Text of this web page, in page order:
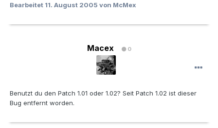
Bearbeitet 11. August 2005 von McMex
Macex 0
Benutzt du den Patch 1.01 oder 1.02? Seit Patch 1.02 ist dieser
Bug entfernt worden.